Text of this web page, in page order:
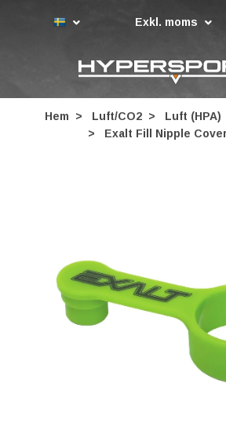
Exkl. moms
Hem Luft/CO2 Luft (HPA)
Exalt Fill Nipple